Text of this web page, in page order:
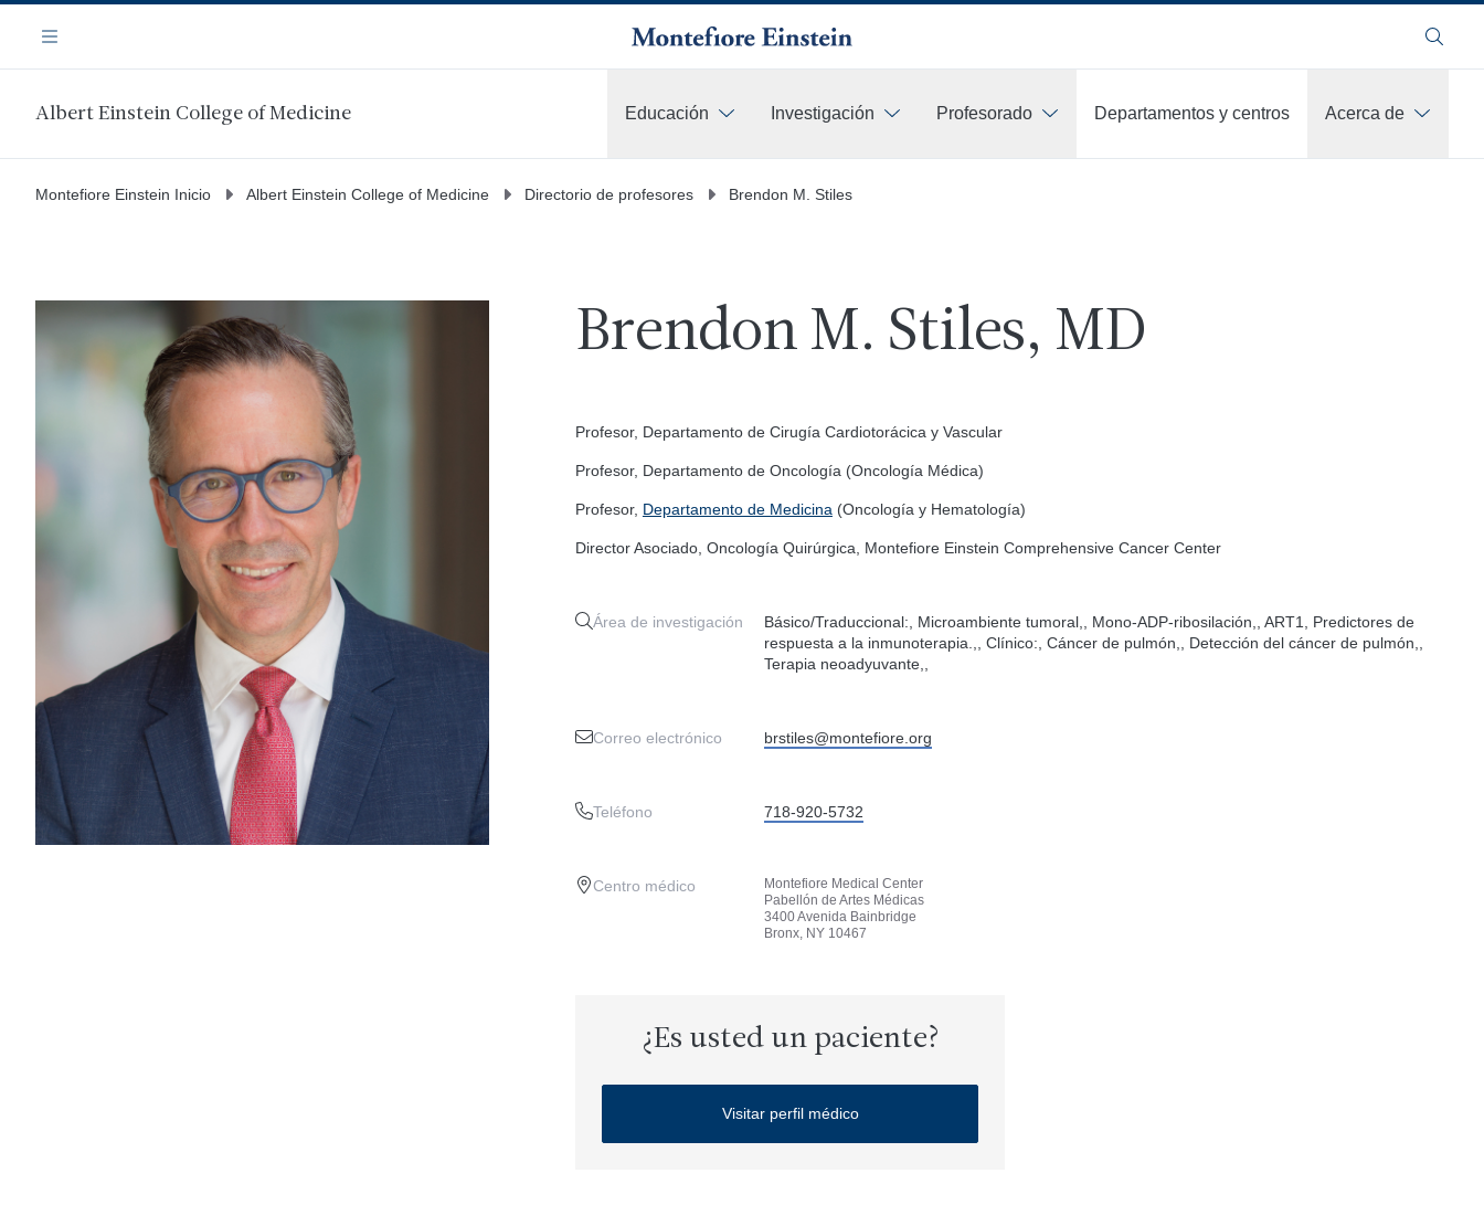
contenido
Navegación
Menú Buscar
Albert Einstein College of Medicine Educación Investigación Profesorado Departamentos y centros
Acerca de
Montefiore Einstein Inicio Albert Einstein College of Medicine Directorio de profesores Brendon M. Stiles
Brendon M. Stiles, MD
Profesor, Departamento de Cirugía Cardiotorácica y Vascular
Profesor, Departamento de Oncología (Oncología Médica)
Profesor, Departamento de Medicina (Oncología y Hematología)
Director Asociado, Oncología Quirúrgica, Montefiore Einstein Comprehensive Cancer Center
Área de investigación
Básico/Traduccional:, Microambiente tumoral,, Mono-ADP-ribosilación,, ART1, Predictores de
respuesta a la inmunoterapia.,, Clínico:, Cáncer de pulmón,, Detección del cáncer de pulmón,,
Terapia neoadyuvante,,
Correo electrónico brstiles@montefiore.org
Teléfono 718-920-5732
Centro médico
Montefiore Medical Center
Pabellón de Artes Médicas
3400 Avenida Bainbridge
Bronx, NY 10467
¿Es usted un paciente?
Visitar perfil médico